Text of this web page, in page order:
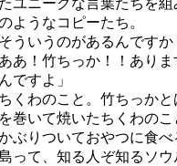
ユニークな言葉たちを組
ようなコピーたち。
ういうのがあるんですか
あ！竹ちっか！！ありま
ですよ」
くわのこと。竹ちっかと
巻いて焼いたちくわの
ぶりついておやつに食べ
って、知る人ぞ知るソ